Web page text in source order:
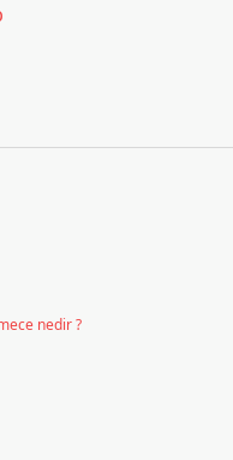
nedir ?